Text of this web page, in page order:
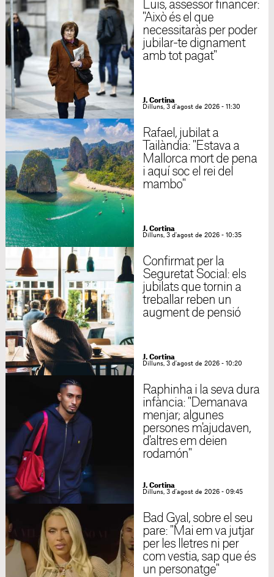
Luis, assessor financer:
"Això és el que
necessitaràs per poder
jubilar-te dignament
amb tot pagat"
J. Cortina
Dilluns, 3 d'agost de 2026 - 11:30
Rafael, jubilat a
Tailàndia: "Estava a
Mallorca mort de pena
i aquí soc el rei del
mambo"
J. Cortina
Dilluns, 3 d'agost de 2026 - 10:35
Confirmat per la
Seguretat Social: els
jubilats que tornin a
treballar reben un
augment de pensió
J. Cortina
Dilluns, 3 d'agost de 2026 - 10:20
Raphinha i la seva dura
infància: "Demanava
menjar; algunes
persones m'ajudaven,
d'altres em deien
rodamón"
J. Cortina
Dilluns, 3 d'agost de 2026 - 09:45
Bad Gyal, sobre el seu
pare: "Mai em va jutjar
per les lletres ni per
com vestia, sap que és
un personatge"